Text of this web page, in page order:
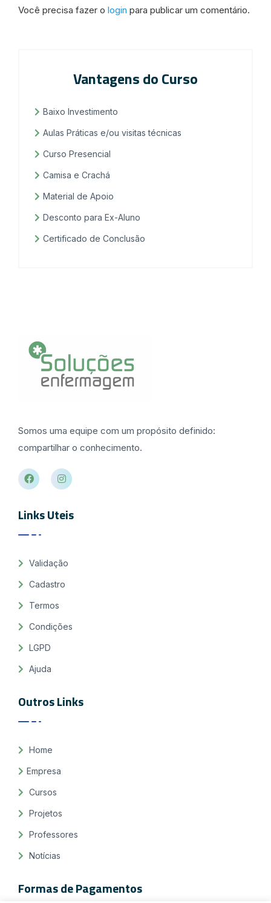
Você precisa fazer o login para publicar um comentário.
Vantagens do Curso
Baixo Investimento
Aulas Práticas e/ou visitas técnicas
Curso Presencial
Camisa e Crachá
Material de Apoio
Desconto para Ex-Aluno
Certificado de Conclusão
Somos uma equipe com um propósito definido:
compartilhar o conhecimento.
Links Uteis
Validação
Cadastro
Termos
Condições
LGPD
Ajuda
Outros Links
Home
Empresa
Cursos
Projetos
Professores
Notícias
Formas de Pagamentos